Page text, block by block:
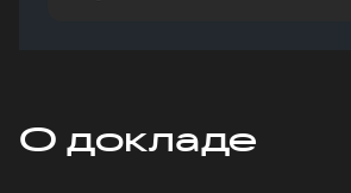
О докладе